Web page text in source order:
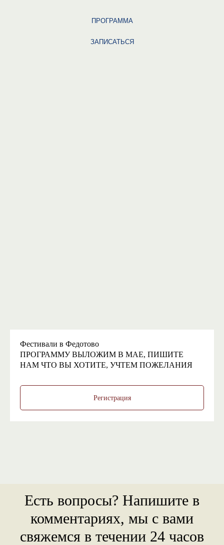
ПРОГРАММА
ЗАПИСАТЬСЯ
Фестивали в Федотово
ПРОГРАММУ ВЫЛОЖИМ В МАЕ, ПИШИТЕ
НАМ ЧТО ВЫ ХОТИТЕ, УЧТЕМ ПОЖЕЛАНИЯ
Регистрация
Есть вопросы? Напишите в
комментариях, мы с вами
свяжемся в течении 24 часов